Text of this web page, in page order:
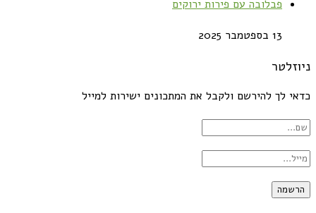
פבלובה עם פירות ירוקים
13 בספטמבר 2025
ניוזלטר
כדאי לך להירשם ולקבל את המתכונים ישירות למייל